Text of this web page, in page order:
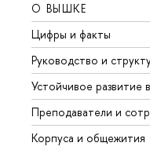
О ВЫШКЕ
Цифры и факты
Руководство и
Устойчивое
Преподаватели и
Корпуса и общежития